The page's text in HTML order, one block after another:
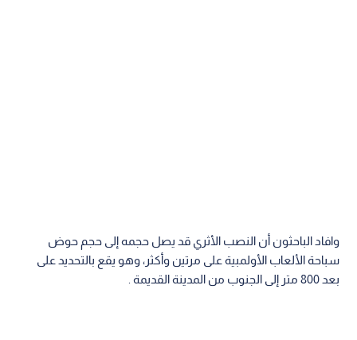
وافاد الباحثون أن النصب الأثري قد يصل حجمه إلى حجم حوض
سباحة الألعاب الأولمبية على مرتين وأكثر، وهو يقع بالتحديد على
بعد 800 متر إلى الجنوب من المدينة القديمة .